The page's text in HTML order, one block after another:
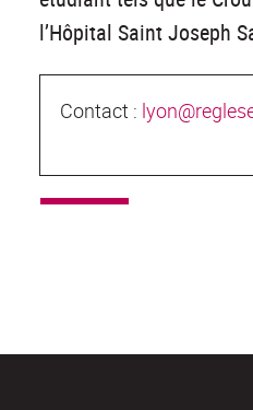
l’Hôpital Saint Joseph
Contact :